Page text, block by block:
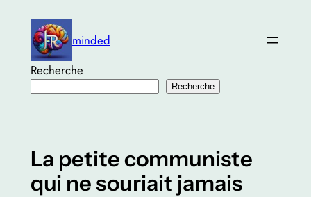
contenu
minded
Recherche
Recherche
La petite communiste
qui ne souriait jamais